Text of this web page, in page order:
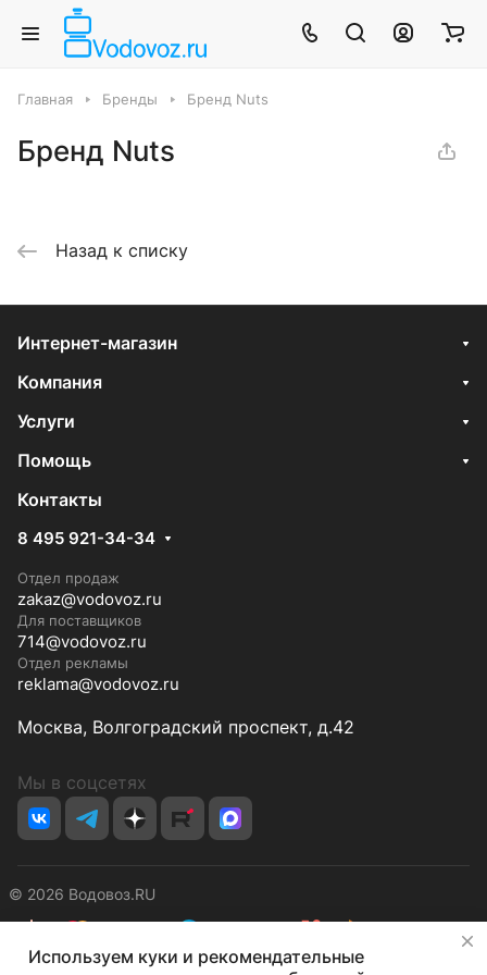
Главная Бренды Бренд Nuts
Бренд Nuts
Назад к списку
Интернет-магазин
Компания
Услуги
Помощь
Контакты
8 495 921-34-34
Отдел продаж
zakaz@vodovoz.ru
Для поставщиков
714@vodovoz.ru
Отдел рекламы
reklama@vodovoz.ru
Москва, Волгоградский проспект, д.42
Мы в соцсетях
© 2026 Водовоз.RU
КонфиденциальностьОферта
Используем куки и рекомендательные